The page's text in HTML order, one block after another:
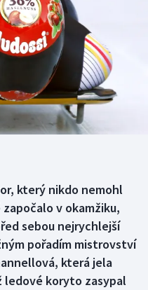
který nikdo nemohl
v okamžiku,
sebou nejrychlejší
pořadím mistrovství
která jela
ledové koryto zasypal